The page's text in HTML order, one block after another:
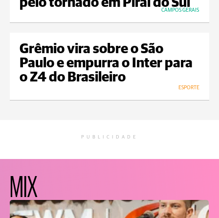
pelo tornado em Piraí do Sul
CAMPOS GERAIS
Grêmio vira sobre o São
Paulo e empurra o Inter para
o Z4 do Brasileiro
ESPORTE
PUBLICIDADE
MIX